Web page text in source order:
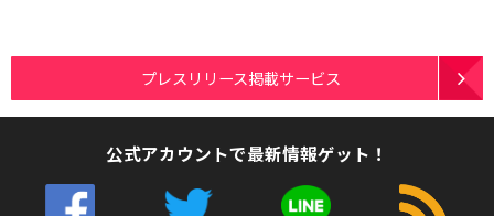
プレスリリース掲載サービス
公式アカウントで最新情報ゲット！